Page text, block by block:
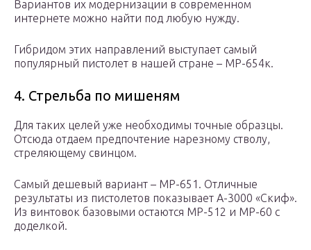
Вариантов их модернизации в современном
интернете можно найти под любую нужду.
Гибридом этих направлений выступает самый
популярный пистолет в нашей стране – МР-654к.
4. Стрельба по мишеням
Для таких целей уже необходимы точные образцы.
Отсюда отдаем предпочтение нарезному стволу,
стреляющему свинцом.
Самый дешевый вариант – МР-651. Отличные
результаты из пистолетов показывает А-3000 «Скиф».
Из винтовок базовыми остаются МР-512 и МР-60 с
доделкой.